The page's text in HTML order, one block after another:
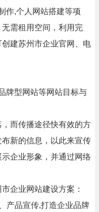
作,个人网站搭建等项
需租用空间，利用完
建苏州市企业官网、电
牌型网站等网站目标与
而传播途径快有效的方
新的信息，以此来宣传
企业形象，并通过网络
企业网站建设方案：
产品宣传,打造企业品牌